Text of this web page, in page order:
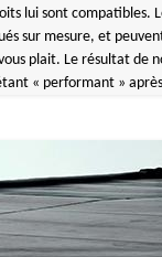
lui sont compatibles.
sur mesure, et
plait. Le résultat de
« performant »